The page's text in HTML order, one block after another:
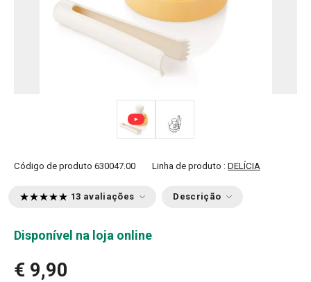
Código de produto 630047.00 Linha de produto : DELÍCIA
13 avaliações Descrição
Disponível na loja online
€ 9,90